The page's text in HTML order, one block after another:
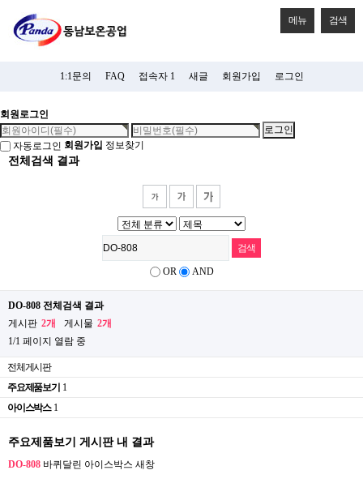
메뉴 검색
1:1문의 FAQ 접속자 1 새글 회원가입 로그인
회원로그인
자동로그인 회원가입 정보찾기
전체검색 결과
OR AND
DO-808 전체검색 결과
게시판 2개 게시물 2개
1/1 페이지 열람 중
전체게시판
주요제품보기 1
아이스박스 1
주요제품보기 게시판 내 결과
DO-808 바퀴달린 아이스박스 새창